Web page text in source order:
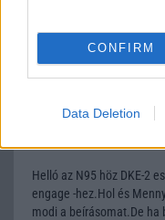
CONFIRM
Data Deletion
tök jo!illetve a java
Helló az N95 höz DKE-2
engage -hez.Hol és
modi a beírásomat.De ha